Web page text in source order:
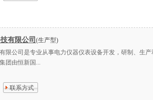
有限公司 (生产型)
限公司是专业从事电力仪器仪表设备开发，研制、生
团由恒新国...
联系方式